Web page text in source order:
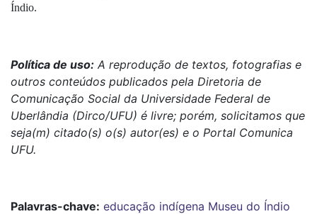
Índio.
Política de uso: A reprodução de textos, fotografias e
outros conteúdos publicados pela Diretoria de
Comunicação Social da Universidade Federal de
Uberlândia (Dirco/UFU) é livre; porém, solicitamos que
seja(m) citado(s) o(s) autor(es) e o Portal Comunica
UFU.
Palavras-chave: educação indígena Museu do Índio